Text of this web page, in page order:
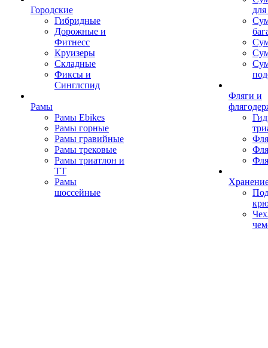
Городские
Гибридные
Дорожные и
Фитнесс
Круизеры
Складные
Фиксы и
Синглспид
Рамы
Рамы Ebikes
Рамы горные
Рамы гравийные
Рамы трековые
Рамы триатлон и
ТТ
Рамы
шоссейные
Фляги и